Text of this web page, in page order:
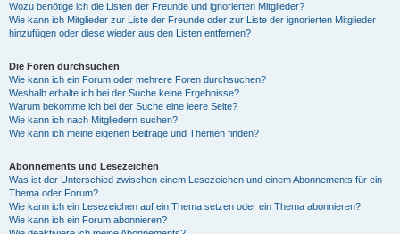
Wozu benötige ich die Listen der Freunde und ignorierten Mitglieder?
Wie kann ich Mitglieder zur Liste der Freunde oder zur Liste der ignorierten Mitglieder
hinzufügen oder diese wieder aus den Listen entfernen?
Die Foren durchsuchen
Wie kann ich ein Forum oder mehrere Foren durchsuchen?
Weshalb erhalte ich bei der Suche keine Ergebnisse?
Warum bekomme ich bei der Suche eine leere Seite?
Wie kann ich nach Mitgliedern suchen?
Wie kann ich meine eigenen Beiträge und Themen finden?
Abonnements und Lesezeichen
Was ist der Unterschied zwischen einem Lesezeichen und einem Abonnements für ein
Thema oder Forum?
Wie kann ich ein Lesezeichen auf ein Thema setzen oder ein Thema abonnieren?
Wie kann ich ein Forum abonnieren?